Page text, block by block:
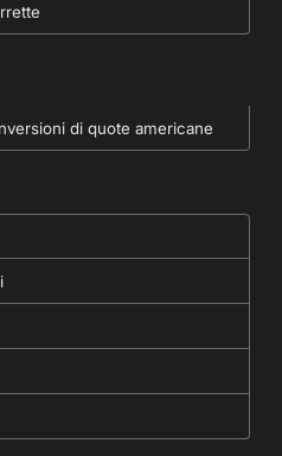
di quote americane